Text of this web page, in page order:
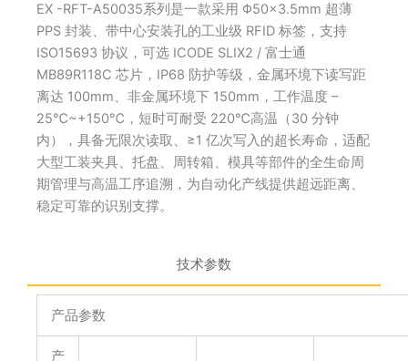
EX -RFT-A50035系列是一款采用 Φ50×3.5mm 超薄
PPS 封装、带中心安装孔的工业级 RFID 标签，支持
ISO15693 协议，可选 ICODE SLIX2 / 富士通
MB89R118C 芯片，IP68 防护等级，金属环境下读写距
离达 100mm、非金属环境下 150mm，工作温度 –
25℃~+150℃，短时可耐受 220℃高温（30 分钟
内），具备无限次读取、≥1 亿次写入的超长寿命，适配
大型工装夹具、托盘、周转箱、模具等部件的全生命周
期管理与高温工序追溯，为自动化产线提供超远距离、
稳定可靠的识别支撑。
技术参数
产品参数
产